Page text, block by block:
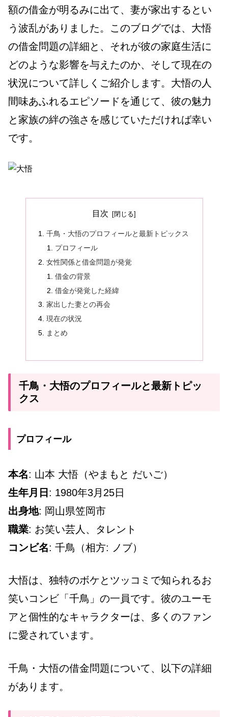
額の借金が明るみに出て、妻が家出するとい
う波乱がありました。このブログでは、大悟
の借金問題の詳細と、それが彼の家庭生活に
どのような影響を与えたのか、そして現在の
状況について詳しくご紹介します。大悟の人
間味あふれるエピソードを通じて、彼の魅力
と家族の絆の強さを感じていただければ幸い
です。
目次
千鳥・大悟のプロフィールと最新トピックス
プロフィール
女性関係と借金問題が発覚
借金の背景
借金が発覚した経緯
家出した妻との再会
現在の状況
まとめ
千鳥・大悟のプロフィールと最新トピッ
クス
プロフィール
本名: 山本 大悟（やまもと だいご）
生年月日 : 1980年3月25日
出身地: 岡山県笠岡市
職業: お笑い芸人、タレント
コンビ名: 千鳥（相方: ノブ）
大悟は、独特のボケとツッコミで知られるお
笑いコンビ「千鳥」の一員です。彼のユーモ
アと個性的なキャラクターは、多くのファン
に愛されています。
千鳥・大悟の借金問題について、以下の詳細
があります。